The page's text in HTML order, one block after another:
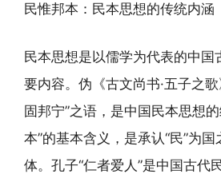
民惟邦本：民本思想的传统内涵
民本思想是以儒学为代表的中国
要内容。伪《古文尚书·五子之
固邦宁”之语，是中国民本思想
本”的基本含义，是承认“民”为
体。孔子“仁者爱人”是中国古代